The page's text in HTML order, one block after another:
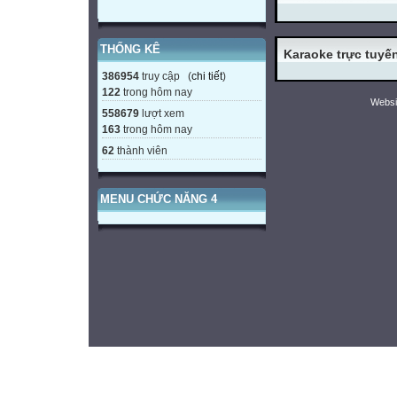
THỐNG KÊ
386954 truy cập (chi tiết)
122 trong hôm nay
558679 lượt xem
163 trong hôm nay
62 thành viên
MENU CHỨC NĂNG 4
Karaoke trực